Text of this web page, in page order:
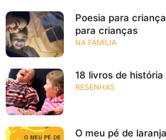
Poesia para
para crianças
NA FAMÍLIA
18 livros de
RESENHAS
O meu pé de